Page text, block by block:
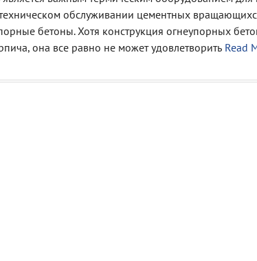
обслуживании цементных
бетоны. Хотя конструкция огнеупорных
она все равно не может удовлетворить Read